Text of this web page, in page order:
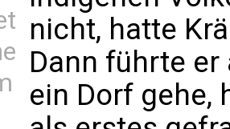
nicht, hatte
Dann führte er
ein Dorf gehe,